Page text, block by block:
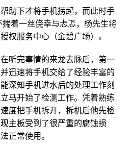
助下才将手机捞起，而此时手
着一丝侥幸与忐忑，杨先生将
权服务中心（金碧广场）。
听完事情的来龙去脉后，第一
迅速将手机交给了经验丰富的
深知手机进水后的处理工作刻
马开始了检测工作。凭着熟练
度把手机拆开，拆机后他先检
主板受到了很严重的腐蚀损
正常使用。